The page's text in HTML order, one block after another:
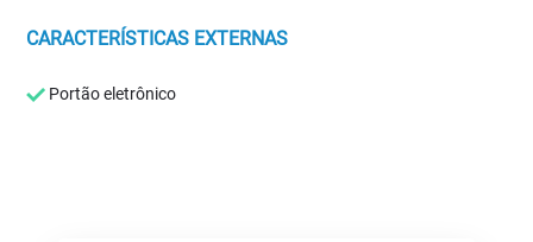
CARACTERÍSTICAS EXTERNAS
Portão eletrônico